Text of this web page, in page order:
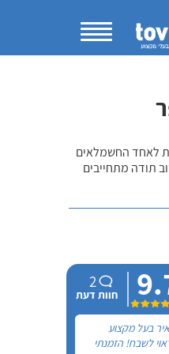
לאחד החשמלאים
תודה מתחייבים
2
חוות דעת
בעל מקצוע
לשבח! הזמנתי